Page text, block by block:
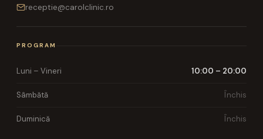
receptie@carolclinic.ro
PROGRAM
Luni – Vineri 10:00 – 20:00
Sâmbătă Închis
Duminică Închis